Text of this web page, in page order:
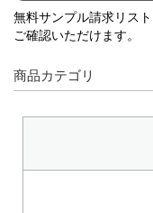
無料サンプル請求リス
ご確認いただけます。
商品カテゴリ